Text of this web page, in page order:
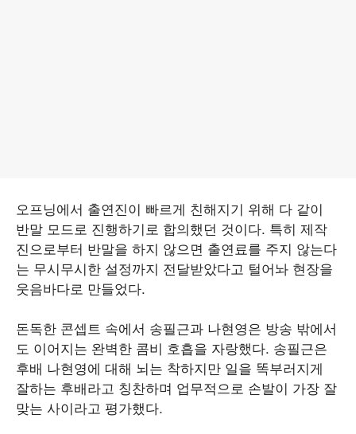
오프닝에서 출연진이 빠르게 친해지기 위해 다 같이
반말 모드로 진행하기로 합의했던 것이다. 특히 제작
진으로부터 반말을 하지 않으면 출연료를 주지 않는다
는 무시무시한 설정까지 전달받았다고 털어놔 현장을
웃음바다로 만들었다.
돈독한 콘셉트 속에서 송필근과 나현영은 방송 밖에서
도 이어지는 완벽한 콤비 호흡을 자랑했다. 송필근은
후배 나현영에 대해 뇌는 착하지만 일을 똑부러지게
잘하는 후배라고 칭찬하며 업무적으로 손발이 가장 잘
맞는 사이라고 평가했다.